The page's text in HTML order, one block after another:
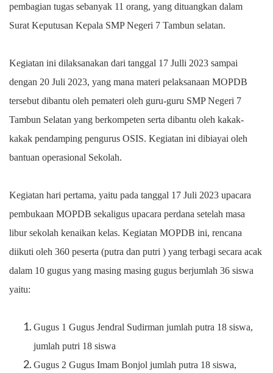
pembagian tugas sebanyak 11 orang, yang dituangkan dalam
Surat Keputusan Kepala SMP Negeri 7 Tambun selatan.
Kegiatan ini dilaksanakan dari tanggal 17 Julli 2023 sampai
dengan 20 Juli 2023, yang mana materi pelaksanaan MOPDB
tersebut dibantu oleh pemateri oleh guru-guru SMP Negeri 7
Tambun Selatan yang berkompeten serta dibantu oleh kakak-
kakak pendamping pengurus OSIS. Kegiatan ini dibiayai oleh
bantuan operasional Sekolah.
Kegiatan hari pertama, yaitu pada tanggal 17 Juli 2023 upacara
pembukaan MOPDB sekaligus upacara perdana setelah masa
libur sekolah kenaikan kelas. Kegiatan MOPDB ini, rencana
diikuti oleh 360 peserta (putra dan putri ) yang terbagi secara acak
dalam 10 gugus yang masing masing gugus berjumlah 36 siswa
yaitu:
Gugus 1 Gugus Jendral Sudirman jumlah putra 18 siswa,
jumlah putri 18 siswa
Gugus 2 Gugus Imam Bonjol jumlah putra 18 siswa,